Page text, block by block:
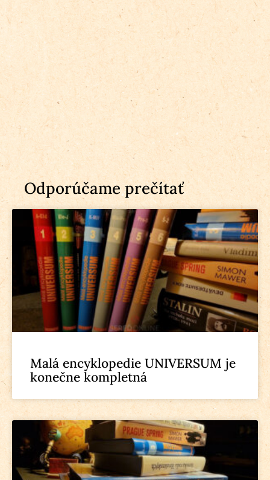
Odporúčame prečítať
Malá encyklopedie UNIVERSUM je
konečne kompletná